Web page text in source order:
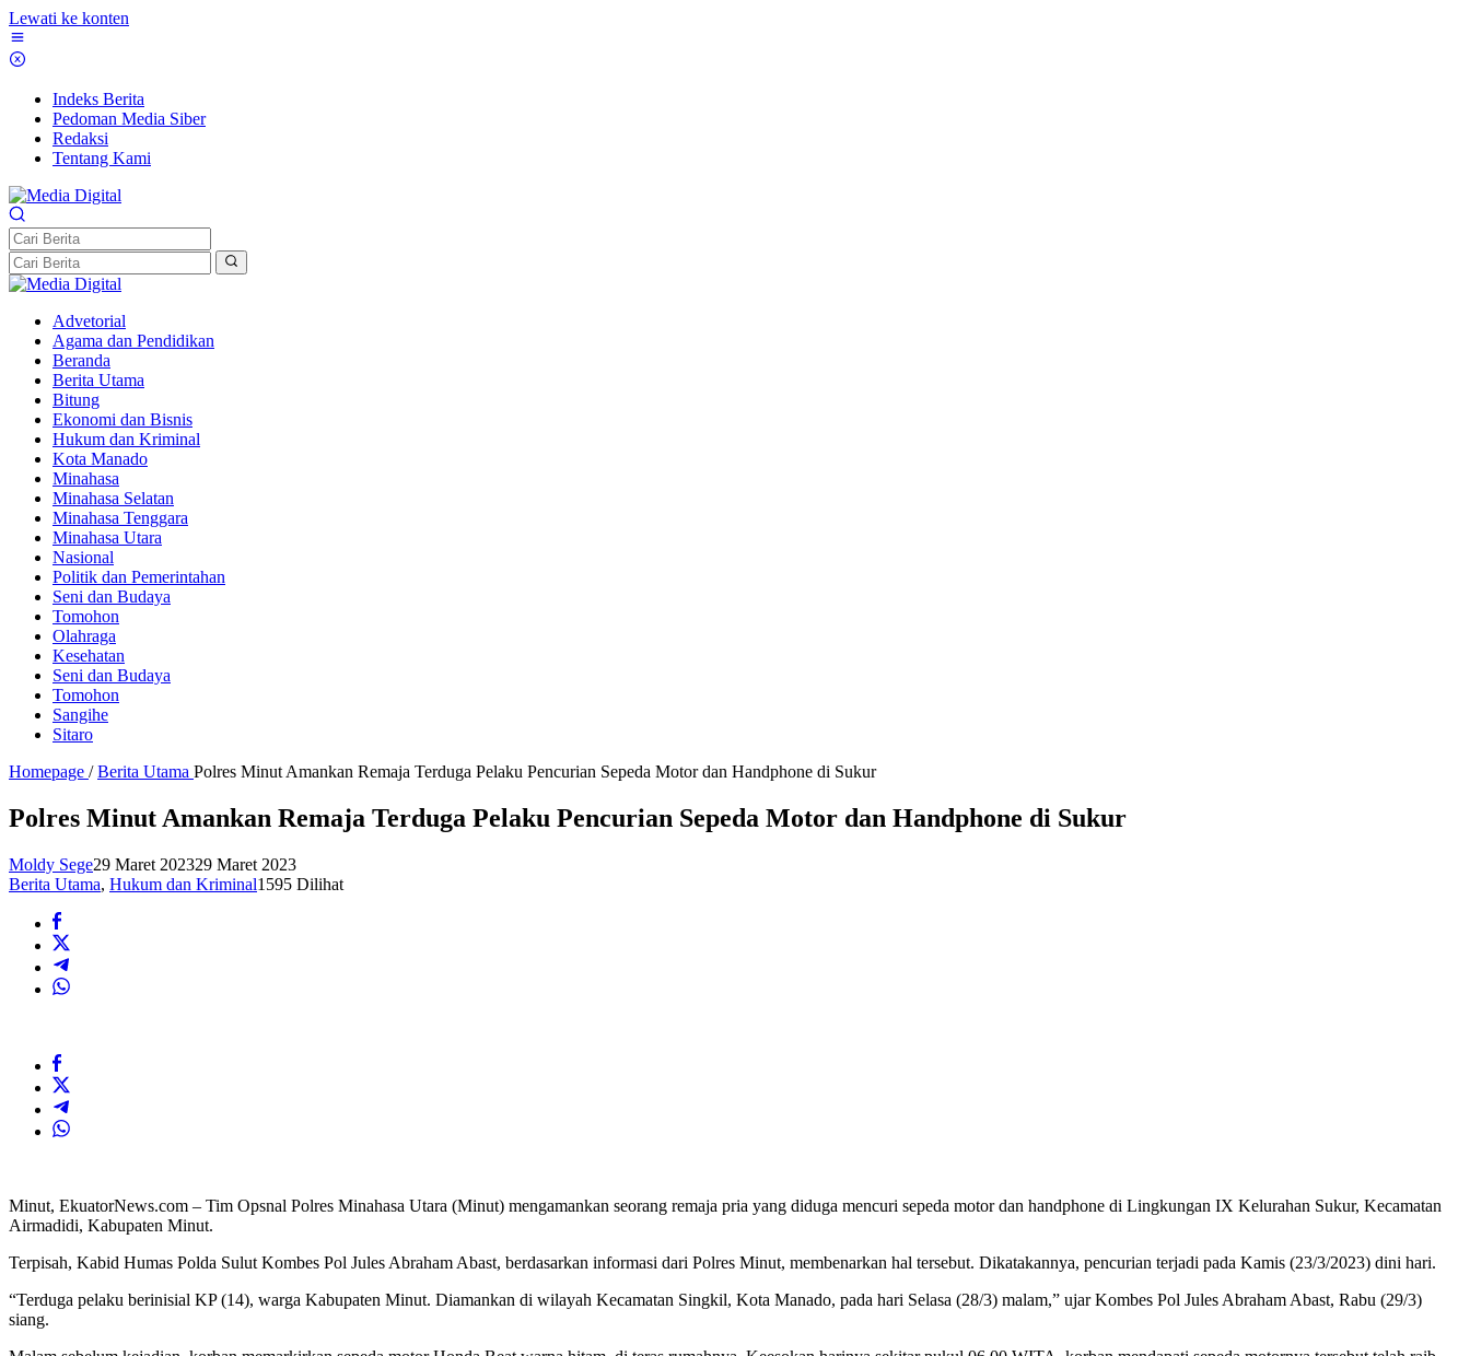
Lewati ke konten
Indeks Berita
Pedoman Media Siber
Redaksi
Tentang Kami
Advetorial
Agama dan Pendidikan
Beranda
Berita Utama
Bitung
Ekonomi dan Bisnis
Hukum dan Kriminal
Kota Manado
Minahasa
Minahasa Selatan
Minahasa Tenggara
Minahasa Utara
Nasional
Politik dan Pemerintahan
Seni dan Budaya
Tomohon
Olahraga
Kesehatan
Seni dan Budaya
Tomohon
Sangihe
Sitaro
Homepage / Berita Utama Polres Minut Amankan Remaja Terduga Pelaku Pencurian Sepeda Motor dan Handphone di Sukur
Polres Minut Amankan Remaja Terduga Pelaku Pencurian Sepeda Motor dan Handphone di Sukur
Moldy Sege29 Maret 202329 Maret 2023
Berita Utama, Hukum dan Kriminal1595 Dilihat
Minut, EkuatorNews.com – Tim Opsnal Polres Minahasa Utara (Minut) mengamankan seorang remaja pria yang diduga mencuri sepeda motor dan handphone di Lingkungan IX Kelurahan Sukur, Kecamatan
Airmadidi, Kabupaten Minut.
Terpisah, Kabid Humas Polda Sulut Kombes Pol Jules Abraham Abast, berdasarkan informasi dari Polres Minut, membenarkan hal tersebut. Dikatakannya, pencurian terjadi pada Kamis (23/3/2023) dini hari.
“Terduga pelaku berinisial KP (14), warga Kabupaten Minut. Diamankan di wilayah Kecamatan Singkil, Kota Manado, pada hari Selasa (28/3) malam,” ujar Kombes Pol Jules Abraham Abast, Rabu (29/3)
siang.